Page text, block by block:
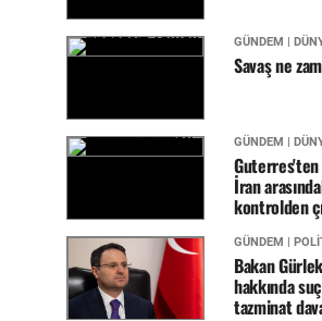
GÜNDEM |
Savaş ne
GÜNDEM |
İran
kontrolden
GÜNDEM |
Bakan
hakkında
tazminat